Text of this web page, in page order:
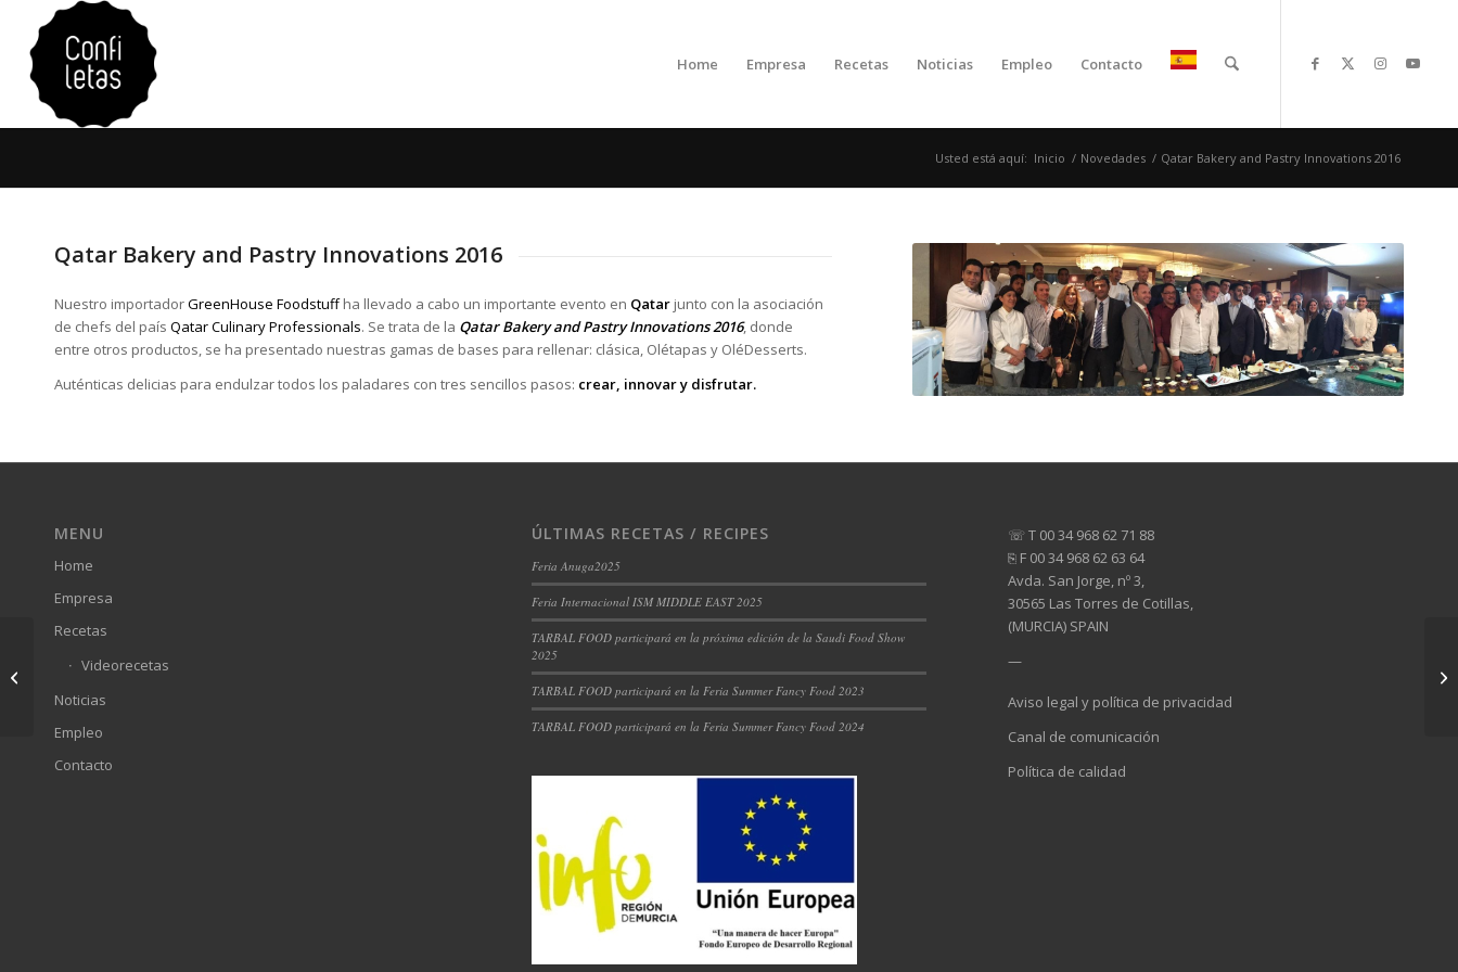
Home Empresa Recetas Noticias Empleo Contacto
Usted está aquí: Inicio / Novedades / Qatar Bakery and Pastry Innovations 2016
Qatar Bakery and Pastry Innovations 2016
Nuestro importadorGreenHouse Foodstuffha llevado a cabo un importante evento en Qatar junto con la asociación
de chefs del país Qatar Culinary Professionals. Se trata de la Qatar Bakery and Pastry Innovations 2016, donde
entre otros productos, se ha presentado nuestras gamas de bases para rellenar: clásica, Olétapas y OléDesserts.
Auténticas delicias para endulzar todos los paladares con tres sencillos pasos: crear, innovar y disfrutar.
MENU
Home
Empresa
Recetas
Videorecetas
Noticias
Empleo
Contacto
ÚLTIMAS RECETAS / RECIPES
Feria Anuga2025
Feria Internacional ISM MIDDLE EAST 2025
TARBAL FOOD participará en la próxima edición de la Saudi Food Show
2025
TARBAL FOOD participará en la Feria Summer Fancy Food 2023
TARBAL FOOD participará en la Feria Summer Fancy Food 2024
☏ T 00 34 968 62 71 88
⎘ F 00 34 968 62 63 64
Avda. San Jorge, nº 3,
30565 Las Torres de Cotillas,
(MURCIA) SPAIN
—
Aviso legal y política de privacidad
Canal de comunicación
Política de calidad
OTELA, ahora en